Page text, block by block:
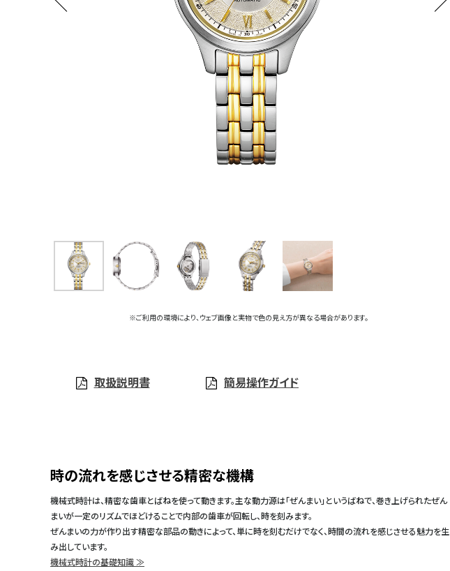
※ご利用の環境により、ウェブ画像と実物で色の見え方が異なる場合があります。
取扱説明書 簡易操作ガイド
時の流れを感じさせる精密な機構
機械式時計は、精密な歯車とばねを使って動きます。主な動力源は「ぜんまい」というばねで、巻き上げられたぜん
まいが一定のリズムでほどけることで内部の歯車が回転し、時を刻みます。
ぜんまいの力が作り出す精密な部品の動きによって、単に時を刻むだけでなく、時間の流れを感じさせる魅力を生
み出しています。
機械式時計の基礎知識 ≫